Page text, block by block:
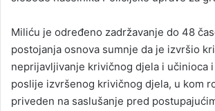
Miliću je određeno zadržavanje do 48
postojanja osnova sumnje da je izvršio
neprijavljivanje krivičnog djela i učinioca
poslije izvršenog krivičnog djela, u kom
priveden na saslušanje pred